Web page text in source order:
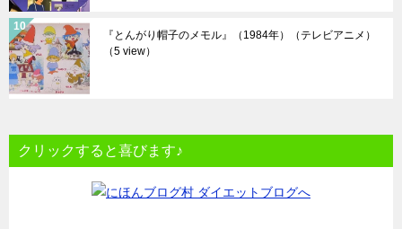
『とんがり帽子のメモル』（1984年）（テレビアニメ）
（5 view）
クリックすると喜びます♪